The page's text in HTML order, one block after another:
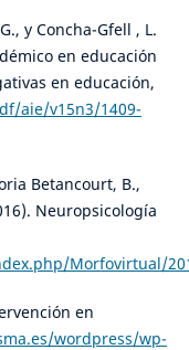
y Concha-Gfell , L.
en educación
en educación,
aie/v15n3/1409-
Betancourt, B.,
Neuropsicología
Morfovirtual/
en
wordpress/wp-